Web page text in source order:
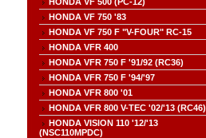
HONDA VF 750 '83
HONDA VF 750 F "V-FOUR" RC-15
HONDA VFR 400
HONDA VFR 750 F '91/92 (RC36)
HONDA VFR 750 F '94/'97
HONDA VFR 800 '01
HONDA VFR 800 V-TEC '02/'13 (RC46)
HONDA VISION 110 '12/'13
(NSC110MPDC)